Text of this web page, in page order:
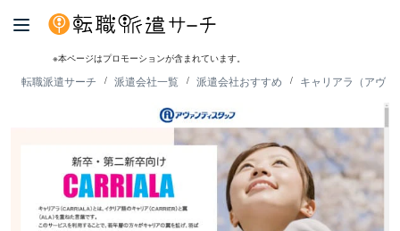
※本ページはプロモーションが含まれています。
転職派遣サーチ 派遣会社一覧 派遣会社おすすめ キャリアラ（アヴ